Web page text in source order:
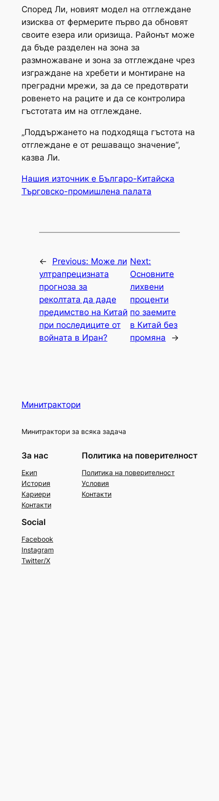
Според Ли, новият модел на отглеждане
изисква от фермерите първо да обновят
своите езера или оризища. Районът може
да бъде разделен на зона за
размножаване и зона за отглеждане чрез
изграждане на хребети и монтиране на
преградни мрежи, за да се предотврати
ровенето на раците и да се контролира
гъстотата им на отглеждане.
„Поддържането на подходяща гъстота на
отглеждане е от решаващо значение“,
казва Ли.
Нашия източник е Българо-Китайска
Търговско-промишлена палaта
← Previous: Може ли
ултрапрецизната
прогноза за
реколтата да даде
предимство на Китай
при последиците от
войната в Иран?
Next:
Основните
лихвени
проценти
по заемите
в Китай без
промяна
→
Минитрактори
Минитрактори за всяка задача
За нас
Екип
История
Кариери
Контакти
Политика на поверителност
Политика на поверителност
Условия
Контакти
Social
Facebook
Instagram
Twitter/X